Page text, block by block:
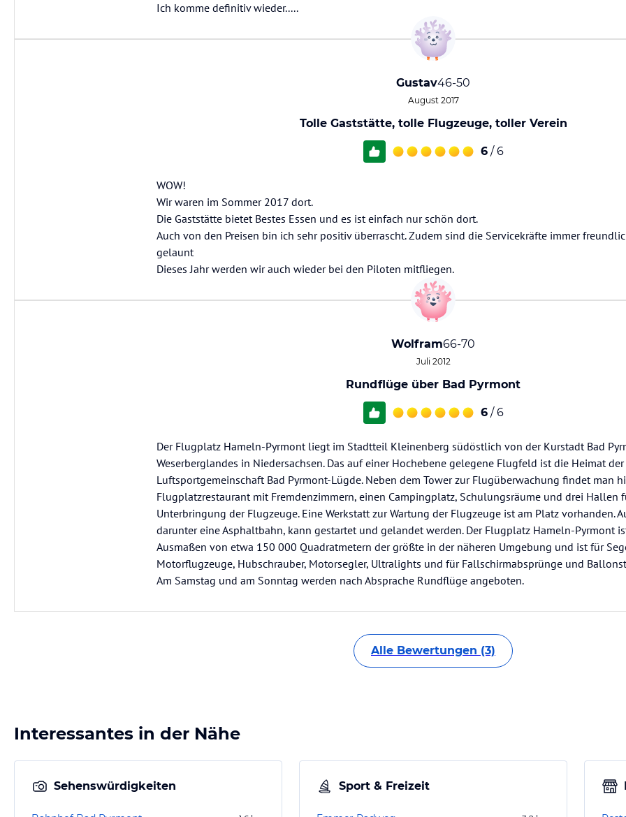
Ich komme definitiv wieder.....
Gustav46-50
August 2017
Tolle Gaststätte, tolle Flugzeuge, toller Verein
6 / 6
WOW!
Wir waren im Sommer 2017 dort.
Die Gaststätte bietet Bestes Essen und es ist einfach nur schön dort.
Auch von den Preisen bin ich sehr positiv überrascht. Zudem sind die Servicekräfte immer
gelaunt
Dieses Jahr werden wir auch wieder bei den Piloten mitfliegen.
Wolfram66-70
Juli 2012
Rundflüge über Bad Pyrmont
6 / 6
Der Flugplatz Hameln-Pyrmont liegt im Stadtteil Kleinenberg südöstlich von der Kurstadt Bad
Weserberglandes in Niedersachsen. Das auf einer Hochebene gelegene Flugfeld ist die Heimat der
Luftsportgemeinschaft Bad Pyrmont-Lügde. Neben dem Tower zur Flugüberwachung findet man
Flugplatzrestaurant mit Fremdenzimmern, einen Campingplatz, Schulungsräume und drei Hallen
Unterbringung der Flugzeuge. Eine Werkstatt zur Wartung der Flugzeuge ist am Platz vorhanden.
darunter eine Asphaltbahn, kann gestartet und gelandet werden. Der Flugplatz Hameln-Pyrmont
Ausmaßen von etwa 150 000 Quadratmetern der größte in der näheren Umgebung und ist für
Motorflugzeuge, Hubschrauber, Motorsegler, Ultralights und für Fallschirmabsprünge und
Am Samstag und am Sonntag werden nach Absprache Rundflüge angeboten.
Alle Bewertungen (3)
Interessantes in der Nähe
Sehenswürdigkeiten Sport & Freizeit